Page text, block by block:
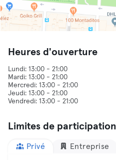
Heures d'ouverture
Lundi: 13:00 - 21:00
Mardi: 13:00 - 21:00
Mercredi: 13:00 - 21:00
Jeudi: 13:00 - 21:00
Limites de participation
Privé Entreprise